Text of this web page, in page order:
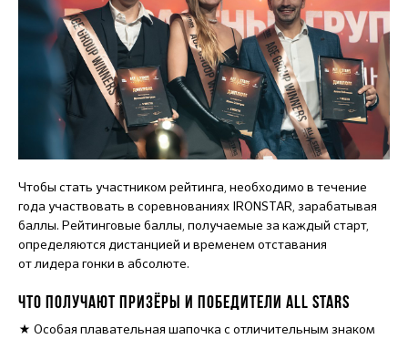
Чтобы стать участником рейтинга, необходимо в течение
года участвовать в соревнованиях IRONSTAR, зарабатывая
баллы. Рейтинговые баллы, получаемые за каждый старт,
определяются дистанцией и временем отставания
от лидера гонки в абсолюте.
ЧТО ПОЛУЧАЮТ ПРИЗЁРЫ И ПОБЕДИТЕЛИ ALL STARS
★ Особая плавательная шапочка с отличительным знаком